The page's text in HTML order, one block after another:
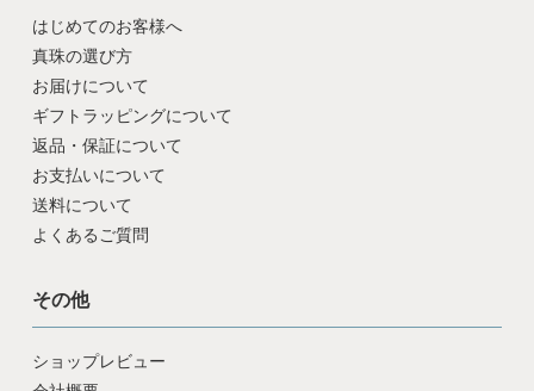
はじめてのお客様へ
真珠の選び方
お届けについて
ギフトラッピングについて
返品・保証について
お支払いについて
送料について
よくあるご質問
その他
ショップレビュー